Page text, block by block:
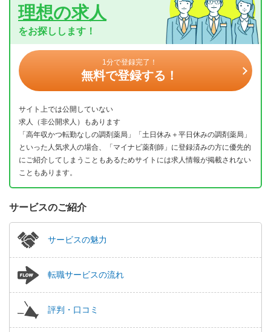
理想の求人
をお探しします！
1分で登録完了！
無料で登録する！
サイト上では公開していない
求人（非公開求人）もあります
「高年収かつ転勤なしの調剤薬局」「土日休み＋平日休みの調剤薬局」
といった人気求人の場合、「マイナビ薬剤師」に登録済みの方に優先的
にご紹介してしまうこともあるためサイトには求人情報が掲載されない
こともあります。
サービスのご紹介
サービスの魅力
転職サービスの流れ
評判・口コミ